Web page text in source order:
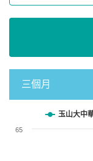
三個月
65
玉山大中